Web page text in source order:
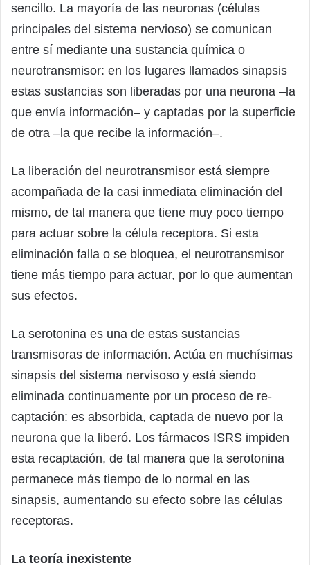
sencillo. La mayoría de las neuronas (células
principales del sistema nervioso) se comunican
entre sí mediante una sustancia química o
neurotransmisor: en los lugares llamados sinapsis
estas sustancias son liberadas por una neurona –la
que envía información– y captadas por la superficie
de otra –la que recibe la información–.
La liberación del neurotransmisor está siempre
acompañada de la casi inmediata eliminación del
mismo, de tal manera que tiene muy poco tiempo
para actuar sobre la célula receptora. Si esta
eliminación falla o se bloquea, el neurotransmisor
tiene más tiempo para actuar, por lo que aumentan
sus efectos.
La serotonina es una de estas sustancias
transmisoras de información. Actúa en muchísimas
sinapsis del sistema nervisoso y está siendo
eliminada continuamente por un proceso de re-
captación: es absorbida, captada de nuevo por la
neurona que la liberó. Los fármacos ISRS impiden
esta recaptación, de tal manera que la serotonina
permanece más tiempo de lo normal en las
sinapsis, aumentando su efecto sobre las células
receptoras.
La teoría inexistente